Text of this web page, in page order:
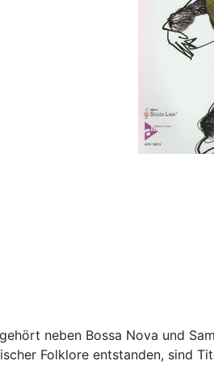
neben Bossa Nova und
Folklore entstanden, sind